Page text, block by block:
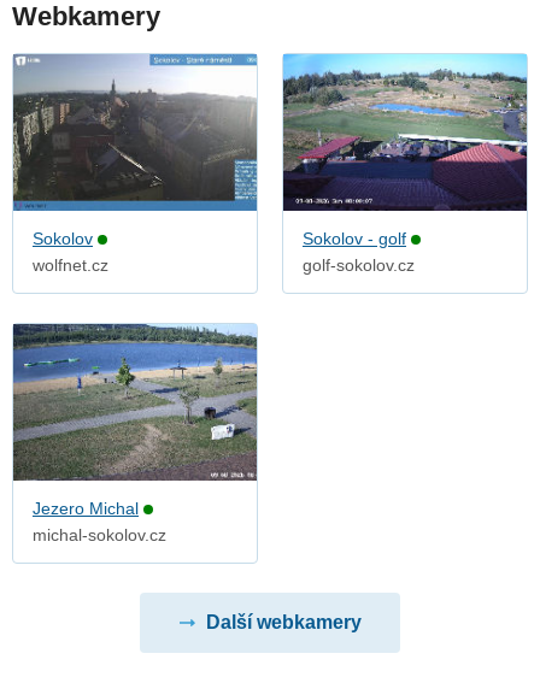
Webkamery
Sokolov
wolfnet.cz
Sokolov - golf
golf-sokolov.cz
Jezero Michal
michal-sokolov.cz
Další webkamery